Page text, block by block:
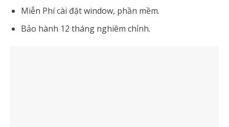
Miễn Phí cài đặt window, phần mềm.
Bảo hành 12 tháng nghiêm chỉnh.